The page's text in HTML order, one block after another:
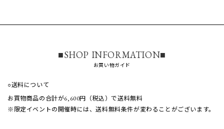
■SHOP INFORMATION■
お買い物ガイド
○送料について
お買物商品の合計が6,600円（税込）で送料無料
※限定イベントの開催時には、送料無料条件が変わることがございます。